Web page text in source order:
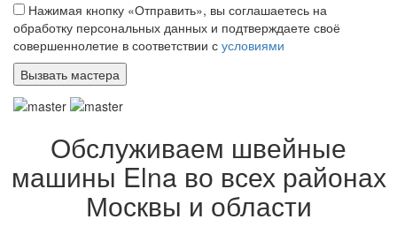
Нажимая кнопку «Отправить», вы соглашаетесь на
обработку персональных данных и подтверждаете своё
совершеннолетие в соответствии с условиями
Обслуживаем швейные
машины Elna во всех районах
Москвы и области